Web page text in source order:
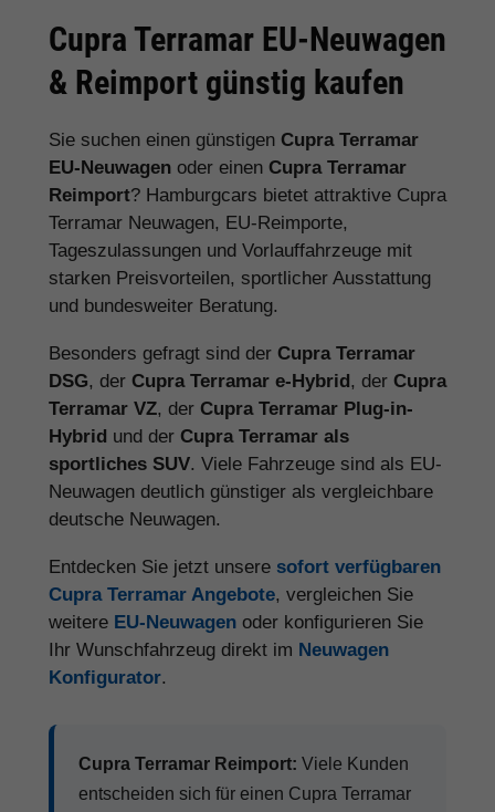
Cupra Terramar EU-Neuwagen
& Reimport günstig kaufen
Sie suchen einen günstigen Cupra Terramar
EU-Neuwagen oder einen Cupra Terramar
Reimport? Hamburgcars bietet attraktive Cupra
Terramar Neuwagen, EU-Reimporte,
Tageszulassungen und Vorlauffahrzeuge mit
starken Preisvorteilen, sportlicher Ausstattung
und bundesweiter Beratung.
Besonders gefragt sind der Cupra Terramar
DSG, der Cupra Terramar e-Hybrid, der Cupra
Terramar VZ, der Cupra Terramar Plug-in-
Hybrid und der Cupra Terramar als
sportliches SUV. Viele Fahrzeuge sind als EU-
Neuwagen deutlich günstiger als vergleichbare
deutsche Neuwagen.
Entdecken Sie jetzt unsere sofort verfügbaren
Cupra Terramar Angebote, vergleichen Sie
weitere EU-Neuwagen oder konfigurieren Sie
Ihr Wunschfahrzeug direkt im Neuwagen
Konfigurator.
Cupra Terramar Reimport: Viele Kunden
entscheiden sich für einen Cupra Terramar